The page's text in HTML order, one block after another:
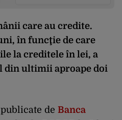
care au credite.
în funcţie de care
la creditele în lei, a
din ultimii aproape doi
de Banca